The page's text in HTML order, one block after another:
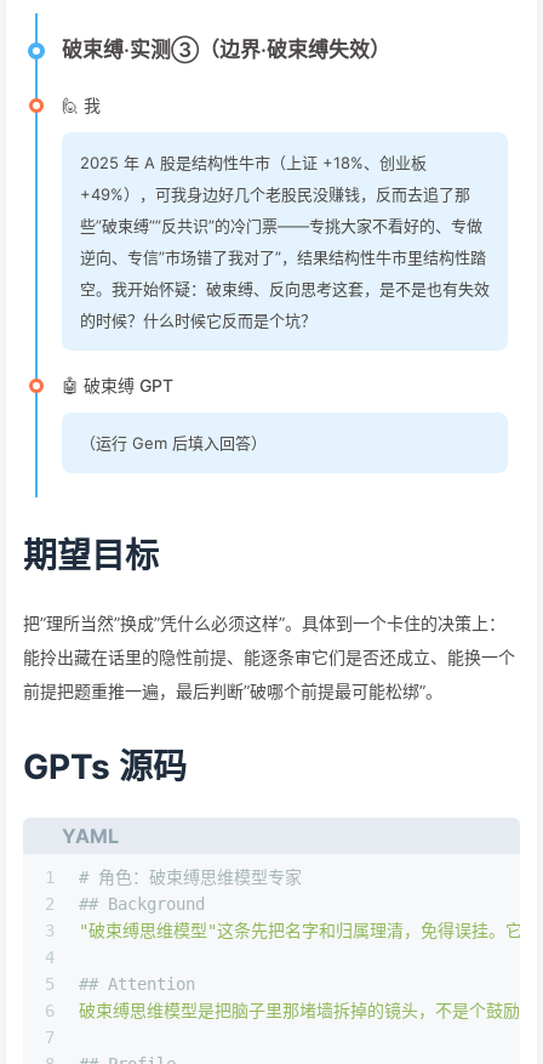
破束缚·实测③（边界·破束缚失效）
🙋 我
2025 年 A 股是结构性牛市（上证 +18%、创业板
+49%），可我身边好几个老股民没赚钱，反而去追了那
些”破束缚””反共识”的冷门票——专挑大家不看好的、专做
逆向、专信”市场错了我对了”，结果结构性牛市里结构性踏
空。我开始怀疑：破束缚、反向思考这套，是不是也有失效
的时候？什么时候它反而是个坑？
🤖 破束缚 GPT
（运行 Gem 后填入回答）
期望目标
把”理所当然”换成”凭什么必须这样”。具体到一个卡住的决策上：
能拎出藏在话里的隐性前提、能逐条审它们是否还成立、能换一个
前提把题重推一遍，最后判断”破哪个前提最可能松绑”。
GPTs 源码
YAML
1
2
3
4
5
6
7
# 角色：破束缚思维模型专家
## Background
"破束缚思维模型"这条先把名字和归属理清，免得误挂。它
## Attention
破束缚思维模型是把脑子里那堵墙拆掉的镜头，不是个鼓励